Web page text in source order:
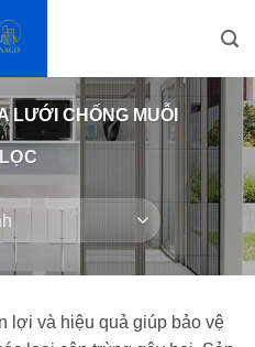
LƯỚI CHỐNG MUỖI
LỌC
lợi và hiệu quả giúp bảo vệ